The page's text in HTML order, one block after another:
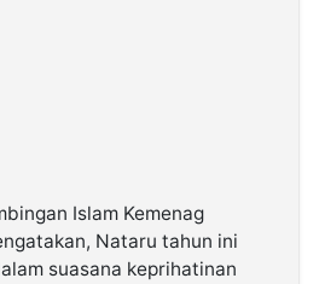
Islam Kemenag
Nataru tahun ini
suasana keprihatinan